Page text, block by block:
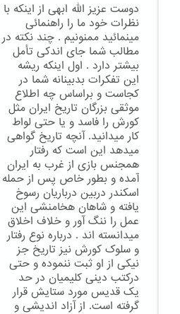
دوست عزیز الله ابهی از اینکه با
نظرات خود ما را راهنمائی
مینمائید ممنونیم . چند نکته در
مطالب شما جای اندکی تأمل
بیشتر دارد . اول اینکه ریشه
این تفکرات بدبینانه شما در
کجاست و براساس چه اطلاع
موثقی بزرگان تاریخ ایران مثل
کورش را فاسد و یا حتی لواط
کار میدانید. آنچه تاریخ گواهی
میدهد این است که رفتار
همجنس بازی از غرب به ایران
آمده و بطور خاص پس از حمله
اسکندر دربین درباریان رسوخ
یافته و شاهان هخامنشی این
عمل را ننگ آور و خلاف اخلاق
میدانسته اند . درباره نوع رفتار
و سلوک کورش نیز تاریخ جز
نیکی از او ثبت ننموده و حتی
درکتب دینی کلیمیان در حد
یک قدیس مورد ستایش قرار
گرفته است. از آزاد اندیشی و